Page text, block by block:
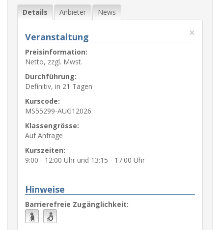
Details
Anbieter News
×
Veranstaltung
Preisinformation:
Netto, zzgl. Mwst.
Durchführung:
Definitiv, in 21 Tagen
Kurscode:
MS55299-AUG12026
Klassengrösse:
Auf Anfrage
Kurszeiten:
9:00 - 12:00 Uhr und 13:15 - 17:00 Uhr
Hinweise
Barrierefreie Zugänglichkeit: